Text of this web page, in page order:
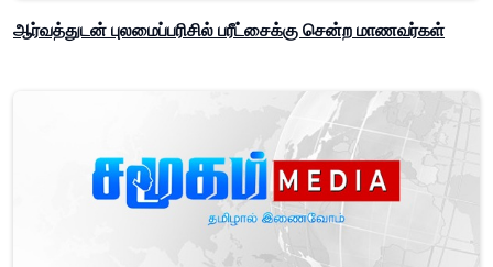
ஆர்வத்துடன் புலமைப்பரிசில் பரீட்சைக்கு சென்ற மாணவர்கள்